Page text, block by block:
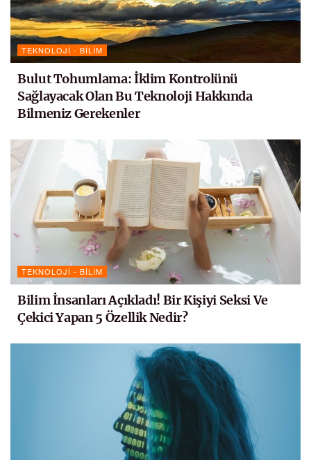
TEKNOLOJI - BILIM
Bulut Tohumlama: İklim Kontrolünü
Sağlayacak Olan Bu Teknoloji Hakkında
Bilmeniz Gerekenler
TEKNOLOJI - BILIM
Bilim İnsanları Açıkladı! Bir Kişiyi Seksi Ve
Çekici Yapan 5 Özellik Nedir?